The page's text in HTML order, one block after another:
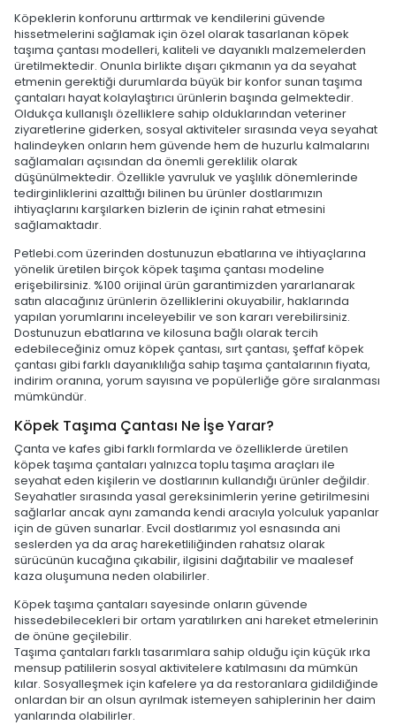
Köpeklerin konforunu arttırmak ve kendilerini güvende
hissetmelerini sağlamak için özel olarak tasarlanan köpek
taşıma çantası modelleri, kaliteli ve dayanıklı malzemelerden
üretilmektedir. Onunla birlikte dışarı çıkmanın ya da seyahat
etmenin gerektiği durumlarda büyük bir konfor sunan taşıma
çantaları hayat kolaylaştırıcı ürünlerin başında gelmektedir.
Oldukça kullanışlı özelliklere sahip olduklarından veteriner
ziyaretlerine giderken, sosyal aktiviteler sırasında veya seyahat
halindeyken onların hem güvende hem de huzurlu kalmalarını
sağlamaları açısından da önemli gereklilik olarak
düşünülmektedir. Özellikle yavruluk ve yaşlılık dönemlerinde
tedirginliklerini azalttığı bilinen bu ürünler dostlarımızın
ihtiyaçlarını karşılarken bizlerin de içinin rahat etmesini
sağlamaktadır.
Petlebi.com üzerinden dostunuzun ebatlarına ve ihtiyaçlarına
yönelik üretilen birçok köpek taşıma çantası modeline
erişebilirsiniz. %100 orijinal ürün garantimizden yararlanarak
satın alacağınız ürünlerin özelliklerini okuyabilir, haklarında
yapılan yorumlarını inceleyebilir ve son kararı verebilirsiniz.
Dostunuzun ebatlarına ve kilosuna bağlı olarak tercih
edebileceğiniz omuz köpek çantası, sırt çantası, şeffaf köpek
çantası gibi farklı dayanıklılığa sahip taşıma çantalarının fiyata,
indirim oranına, yorum sayısına ve popülerliğe göre sıralanması
mümkündür.
Köpek Taşıma Çantası Ne İşe Yarar?
Çanta ve kafes gibi farklı formlarda ve özelliklerde üretilen
köpek taşıma çantaları yalnızca toplu taşıma araçları ile
seyahat eden kişilerin ve dostlarının kullandığı ürünler değildir.
Seyahatler sırasında yasal gereksinimlerin yerine getirilmesini
sağlarlar ancak aynı zamanda kendi aracıyla yolculuk yapanlar
için de güven sunarlar. Evcil dostlarımız yol esnasında ani
seslerden ya da araç hareketliliğinden rahatsız olarak
sürücünün kucağına çıkabilir, ilgisini dağıtabilir ve maalesef
kaza oluşumuna neden olabilirler.
Köpek taşıma çantaları sayesinde onların güvende
hissedebilecekleri bir ortam yaratılırken ani hareket etmelerinin
de önüne geçilebilir.
Taşıma çantaları farklı tasarımlara sahip olduğu için küçük ırka
mensup patililerin sosyal aktivitelere katılmasını da mümkün
kılar. Sosyalleşmek için kafelere ya da restoranlara gidildiğinde
onlardan bir an olsun ayrılmak istemeyen sahiplerinin her daim
yanlarında olabilirler.